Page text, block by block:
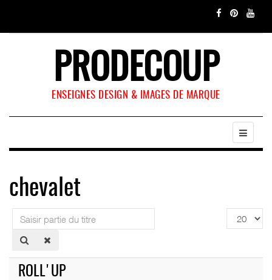
PRODECOUP
ENSEIGNES DESIGN & IMAGES DE MARQUE
chevalet
Saisir
partie
du
Affichage
#
ROLL'UP